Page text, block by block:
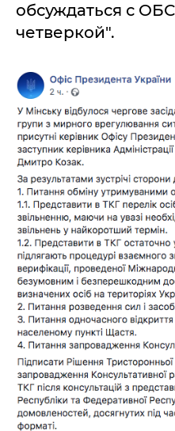
обсуждаться с
четверкой".